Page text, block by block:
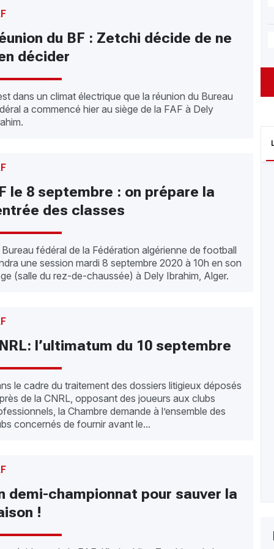
du BF : Zetchi décide de ne
décider
dans un climat électrique que la réunion du Bureau
a commencé hier au siège de la FAF à Dely
le 8 septembre : on prépare la
des classes
fédéral de la Fédération algérienne de football
une session mardi 8 septembre 2020 à 10h en son
(salle du rez-de-chaussée) à Dely Ibrahim, Alger.
l’ultimatum du 10 septembre
le cadre du traitement des dossiers litigieux déposés
de la CNRL, opposant des joueurs aux clubs
la Chambre demande à l’ensemble des
concernés de fournir avant le...
demi-championnat pour sauver la
!